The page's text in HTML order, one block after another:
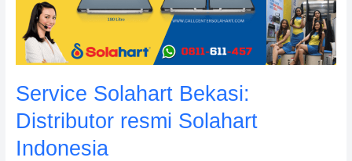
Service Solahart Bekasi:
Distributor resmi Solahart
Indonesia
Indonesia